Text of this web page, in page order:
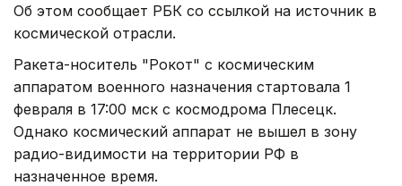
Об этом сообщает РБК со ссылкой на источник в
космической отрасли.
Ракета-носитель "Рокот" с космическим
аппаратом военного назначения стартовала 1
февраля в 17:00 мск с космодрома Плесецк.
Однако космический аппарат не вышел в зону
радио-видимости на территории РФ в
назначенное время.